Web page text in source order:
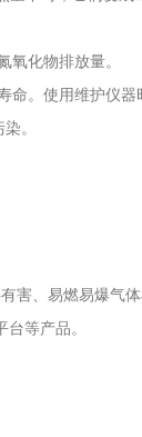
化物排放量。
。使用维护仪器
。
害、易燃易爆气
等产品。